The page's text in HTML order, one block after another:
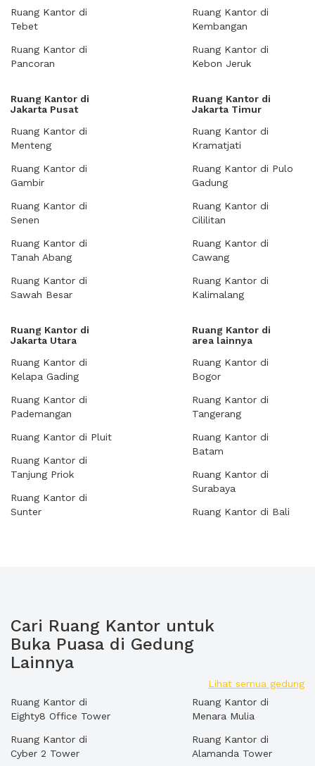
Ruang Kantor di
Tebet
Ruang Kantor di
Pancoran
Ruang Kantor di
Kembangan
Ruang Kantor di
Kebon Jeruk
Ruang Kantor di
Jakarta Pusat
Ruang Kantor di
Menteng
Ruang Kantor di
Gambir
Ruang Kantor di
Senen
Ruang Kantor di
Tanah Abang
Ruang Kantor di
Sawah Besar
Ruang Kantor di
Jakarta Timur
Ruang Kantor di
Kramatjati
Ruang Kantor di Pulo
Gadung
Ruang Kantor di
Cililitan
Ruang Kantor di
Cawang
Ruang Kantor di
Kalimalang
Ruang Kantor di
Jakarta Utara
Ruang Kantor di
Kelapa Gading
Ruang Kantor di
Pademangan
Ruang Kantor di Pluit
Ruang Kantor di
Tanjung Priok
Ruang Kantor di
Sunter
Ruang Kantor di
area lainnya
Ruang Kantor di
Bogor
Ruang Kantor di
Tangerang
Ruang Kantor di
Batam
Ruang Kantor di
Surabaya
Ruang Kantor di Bali
Cari Ruang Kantor untuk
Buka Puasa di Gedung
Lainnya
Lihat semua gedung
Ruang Kantor di
Eighty8 Office Tower
Ruang Kantor di
Cyber 2 Tower
Ruang Kantor di
Menara Mulia
Ruang Kantor di
Alamanda Tower